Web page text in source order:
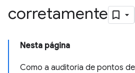
corretamente
Nesta página
Como a auditoria de pontos